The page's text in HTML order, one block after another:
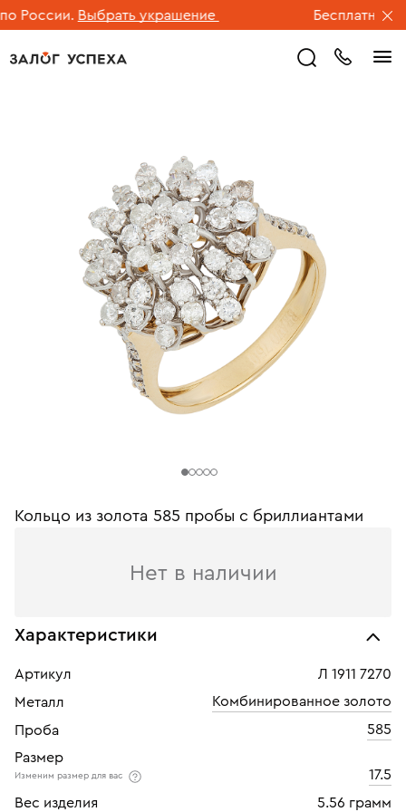
России. Выбрать украшение Бесплатная
Кольцо из золота 585 пробы c бриллиантами
Нет в наличии
Характеристики
Артикул
Л 1911 7270
Металл
Комбинированное золото
Проба
585
Размер
Изменим размер для вас
17.5
Вес изделия
5.56 грамм